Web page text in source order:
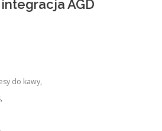
AGD
do kawy,